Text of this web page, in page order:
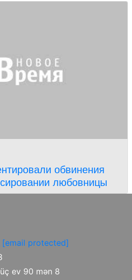
обвинения
любовницы
[email protected]
ev 90 mən 8